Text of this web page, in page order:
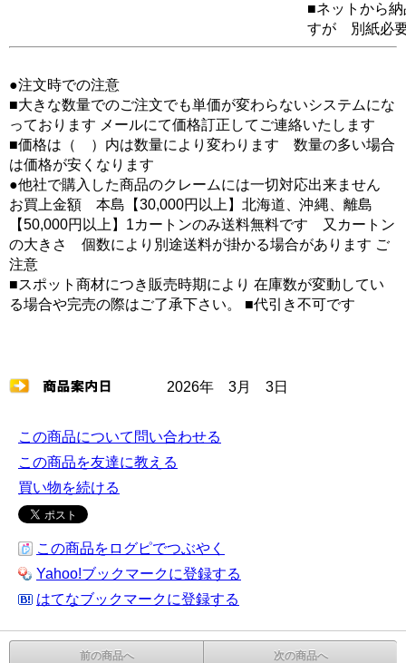
■ネットから
すが 別紙必
●注文時での注意
■大きな数量でのご注文でも単価が変わらないシステムにな
っております メールにて価格訂正してご連絡いたします
■価格は（ ）内は数量により変わります 数量の多い場合
は価格が安くなります
●他社で購入した商品のクレームには一切対応出来ません
お買上金額 本島【30,000円以上】北海道、沖縄、離島
【50,000円以上】1カートンのみ送料無料です 又カートン
の大きさ 個数により別途送料が掛かる場合があります ご
注意
■スポット商材につき販売時期により 在庫数が変動してい
る場合や完売の際はご了承下さい。 ■代引き不可です
2026年 3月 3日
この商品について問い合わせる
この商品を友達に教える
買い物を続ける
この商品をログピでつぶやく
Yahoo!ブックマークに登録する
はてなブックマークに登録する
前の商品へ 次の商品へ